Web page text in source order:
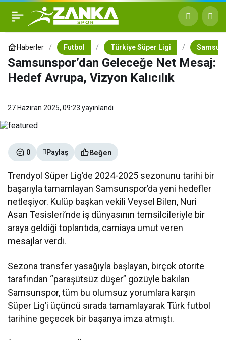
Haberler Futbol Türkiye Süper Ligi
Samsunspor’dan Geleceğe Net Mesaj:
Hedef Avrupa, Vizyon Kalıcılık
27 Haziran 2025, 09:23 yayınlandı
0 Paylaş Beğen
Trendyol Süper Lig’de 2024-2025 sezonunu tarihi bir
başarıyla tamamlayan Samsunspor’da yeni hedefler
netleşiyor. Kulüp başkan vekili Veysel Bilen, Nuri
Asan Tesisleri’nde iş dünyasının temsilcileriyle bir
araya geldiği toplantıda, camiaya umut veren
mesajlar verdi.
Sezona transfer yasağıyla başlayan, birçok otorite
tarafından “paraşütsüz düşer” gözüyle bakılan
Samsunspor, tüm bu olumsuz yorumlara karşın
Süper Lig’i üçüncü sırada tamamlayarak Türk futbol
tarihine geçecek bir başarıya imza atmıştı.
Samsunspor’dan Geleceğe
Net Mesaj: Hedef Avrupa,
Vizyon Kalıcılık